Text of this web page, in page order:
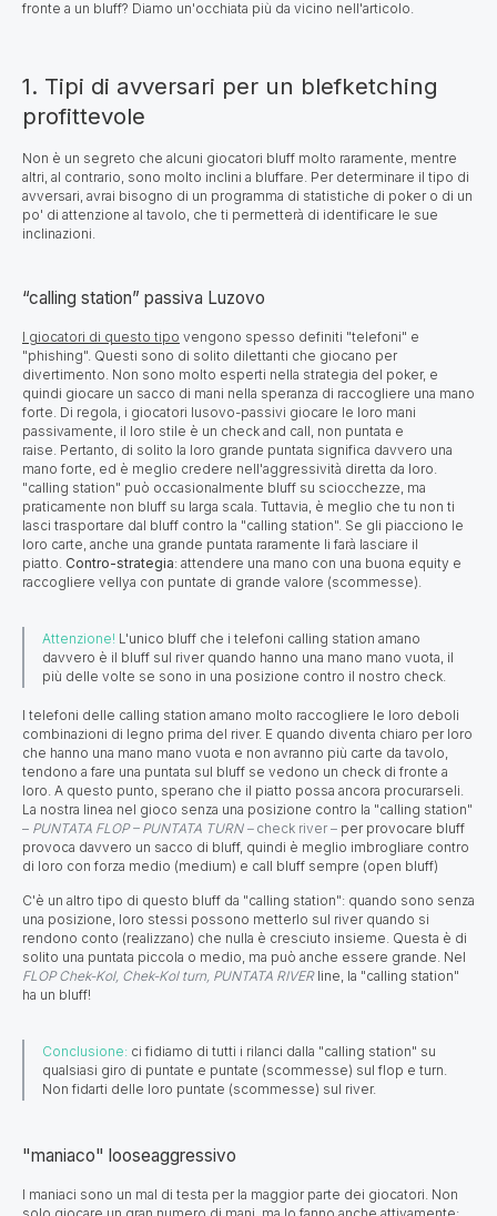
fronte a un bluff? Diamo un'occhiata più da vicino nell'articolo.
1. Tipi di avversari per un blefketching
profittevole
Non è un segreto che alcuni giocatori bluff molto raramente, mentre
altri, al contrario, sono molto inclini a bluffare. Per determinare il tipo di
avversari, avrai bisogno di un programma di statistiche di poker o di un
po' di attenzione al tavolo, che ti permetterà di identificare le sue
inclinazioni.
“calling station” passiva Luzovo
I giocatori di questo tipo vengono spesso definiti "telefoni" e
"phishing". Questi sono di solito dilettanti che giocano per
divertimento. Non sono molto esperti nella strategia del poker, e
quindi giocare un sacco di mani nella speranza di raccogliere una mano
forte. Di regola, i giocatori lusovo-passivi giocare le loro mani
passivamente, il loro stile è un check and call, non puntata e
raise. Pertanto, di solito la loro grande puntata significa davvero una
mano forte, ed è meglio credere nell'aggressività diretta da loro.
"calling station" può occasionalmente bluff su sciocchezze, ma
praticamente non bluff su larga scala. Tuttavia, è meglio che tu non ti
lasci trasportare dal bluff contro la "calling station". Se gli piacciono le
loro carte, anche una grande puntata raramente li farà lasciare il
piatto. Contro-strategia: attendere una mano con una buona equity e
raccogliere vellya con puntate di grande valore (scommesse).
Attenzione! L'unico bluff che i telefoni calling station amano
davvero è il bluff sul river quando hanno una mano mano vuota, il
più delle volte se sono in una posizione contro il nostro check.
I telefoni delle calling station amano molto raccogliere le loro deboli
combinazioni di legno prima del river. E quando diventa chiaro per loro
che hanno una mano mano vuota e non avranno più carte da tavolo,
tendono a fare una puntata sul bluff se vedono un check di fronte a
loro. A questo punto, sperano che il piatto possa ancora procurarseli.
La nostra linea nel gioco senza una posizione contro la "calling station"
– PUNTATA FLOP – PUNTATA TURN –check river – per provocare bluff
provoca davvero un sacco di bluff, quindi è meglio imbrogliare contro
di loro con forza medio (medium) e call bluff sempre (open bluff)
C'è un altro tipo di questo bluff da "calling station": quando sono senza
una posizione, loro stessi possono metterlo sul river quando si
rendono conto (realizzano) che nulla è cresciuto insieme. Questa è di
solito una puntata piccola o medio, ma può anche essere grande. Nel
FLOP Chek-Kol, Chek-Kol turn, PUNTATA RIVER line, la "calling station"
ha un bluff!
Conclusione: ci fidiamo di tutti i rilanci dalla "calling station" su
qualsiasi giro di puntate e puntate (scommesse) sul flop e turn.
Non fidarti delle loro puntate (scommesse) sul river.
"maniaco" looseaggressivo
I maniaci sono un mal di testa per la maggior parte dei giocatori. Non